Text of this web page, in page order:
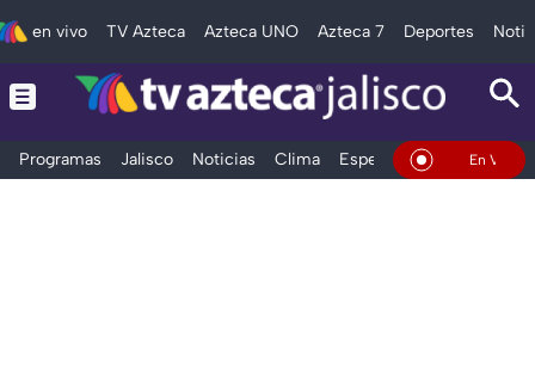
en vivo TV Azteca Azteca UNO Azteca 7 Deportes
Programas Jalisco Noticias Clima Espectáculos Deportes
En Vivo